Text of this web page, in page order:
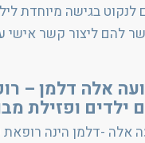
לנקוט בגישה מיוחדת
להם ליצור קשר אישי
אלה דלמן –
ילדים ופזילת
אלה -דלמן הינה רופאת